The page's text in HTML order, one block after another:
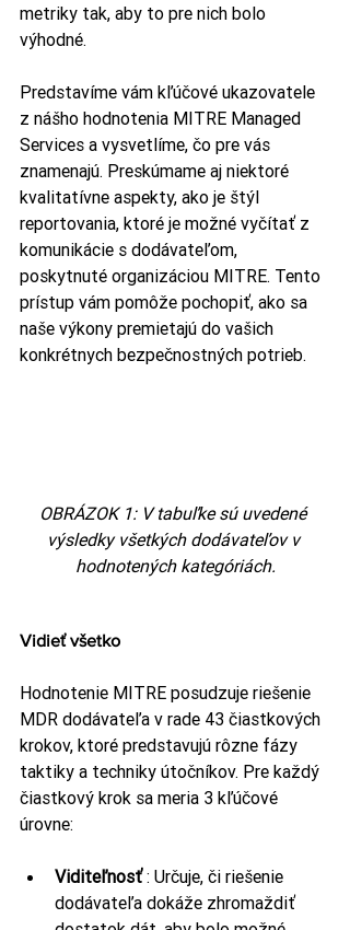
metriky tak, aby to pre nich bolo
výhodné.
Predstavíme vám kľúčové ukazovatele
z nášho hodnotenia MITRE Managed
Services a vysvetlíme, čo pre vás
znamenajú. Preskúmame aj niektoré
kvalitatívne aspekty, ako je štýl
reportovania, ktoré je možné vyčítať z
komunikácie s dodávateľom,
poskytnuté organizáciou MITRE. Tento
prístup vám pomôže pochopiť, ako sa
naše výkony premietajú do vašich
konkrétnych bezpečnostných potrieb.
OBRÁZOK 1: V tabuľke sú uvedené
výsledky všetkých dodávateľov v
hodnotených kategóriách.
Vidieť všetko
Hodnotenie MITRE posudzuje riešenie
MDR dodávateľa v rade 43 čiastkových
krokov, ktoré predstavujú rôzne fázy
taktiky a techniky útočníkov. Pre každý
čiastkový krok sa meria 3 kľúčové
úrovne:
Viditeľnosť : Určuje, či riešenie
dodávateľa dokáže zhromaždiť